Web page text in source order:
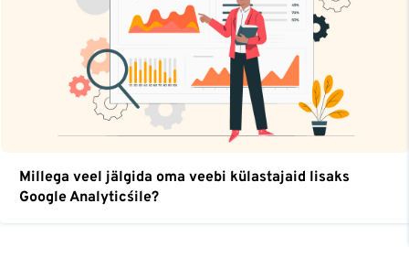
Millega veel jälgida oma veebi külastajaid lisaks
Google Analytics´ile?